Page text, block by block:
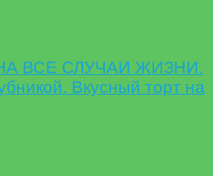
ВСЕ СЛУЧАИ ЖИЗНИ.
Вкусный торт на